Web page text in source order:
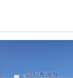
완도서 힐링"